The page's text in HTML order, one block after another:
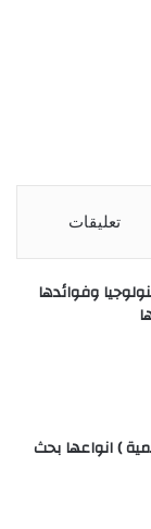
تعليقات
وفوائدها
) انواعها بحث